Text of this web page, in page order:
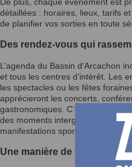
détaillées : horaires, lieux, tarifs
de planifier vos sorties en toute
Des rendez-vous qui
L’agenda du Bassin d’Arcachon
et tous les centres d’intérêt. Les
les spectacles ou les fêtes
apprécieront les concerts,
gastronomiques. C’est
des moments
manifestations sportives.
Une manière de vivre